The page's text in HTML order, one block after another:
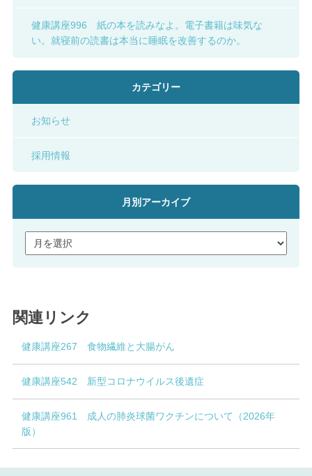
健康講座996 紙の本を読みなよ。電子書籍は味気な
い。就寝前の読書は本当に睡眠を改善するのか。
カテゴリー
お知らせ
採用情報
月別アーカイブ
関連リンク
健康講座267 食物繊維と大腸がん
健康講座542 新型コロナウイルス後遺症
健康講座961 成人の肺炎球菌ワクチンについて（2026年
版）